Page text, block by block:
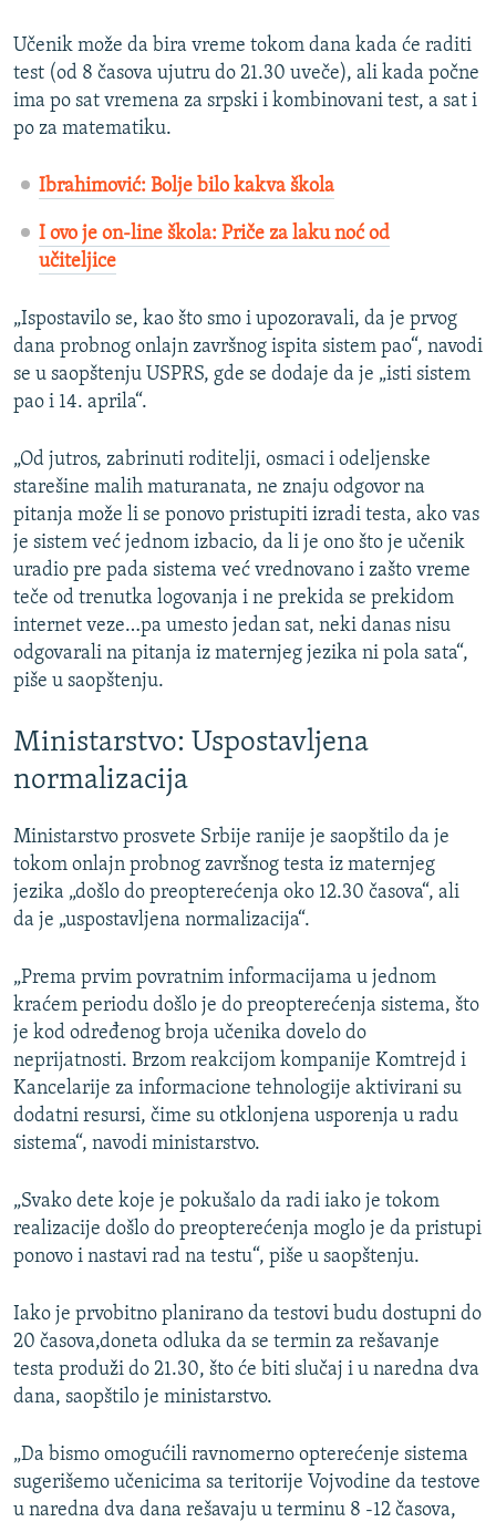
Učenik može da bira vreme tokom dana kada će raditi
test (od 8 časova ujutru do 21.30 uveče), ali kada počne
ima po sat vremena za srpski i kombinovani test, a sat i
po za matematiku.
Ibrahimović: Bolje bilo kakva škola
I ovo je on-line škola: Priče za laku noć od
učiteljice
„Ispostavilo se, kao što smo i upozoravali, da je prvog
dana probnog onlajn završnog ispita sistem pao“, navodi
se u saopštenju USPRS, gde se dodaje da je „isti sistem
pao i 14. aprila“.
„Od jutros, zabrinuti roditelji, osmaci i odeljenske
starešine malih maturanata, ne znaju odgovor na
pitanja može li se ponovo pristupiti izradi testa, ako vas
je sistem već jednom izbacio, da li je ono što je učenik
uradio pre pada sistema već vrednovano i zašto vreme
teče od trenutka logovanja i ne prekida se prekidom
internet veze…pa umesto jedan sat, neki danas nisu
odgovarali na pitanja iz maternjeg jezika ni pola sata“,
piše u saopštenju.
Ministarstvo: Uspostavljena
normalizacija
Ministarstvo prosvete Srbije ranije je saopštilo da je
tokom onlajn probnog završnog testa iz maternjeg
jezika „došlo do preopterećenja oko 12.30 časova“, ali
da je „uspostavljena normalizacija“.
„Prema prvim povratnim informacijama u jednom
kraćem periodu došlo je do preopterećenja sistema, što
je kod određenog broja učenika dovelo do
neprijatnosti. Brzom reakcijom kompanije Komtrejd i
Kancelarije za informacione tehnologije aktivirani su
dodatni resursi, čime su otklonjena usporenja u radu
sistema“, navodi ministarstvo.
„Svako dete koje je pokušalo da radi iako je tokom
realizacije došlo do preopterećenja moglo je da pristupi
ponovo i nastavi rad na testu“, piše u saopštenju.
Iako je prvobitno planirano da testovi budu dostupni do
20 časova,doneta odluka da se termin za rešavanje
testa produži do 21.30, što će biti slučaj i u naredna dva
dana, saopštilo je ministarstvo.
„Da bismo omogućili ravnomerno opterećenje sistema
sugerišemo učenicima sa teritorije Vojvodine da testove
u naredna dva dana rešavaju u terminu 8 -12 časova,